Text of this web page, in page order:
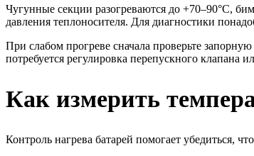
Чугунные секции разогреваются до +70–90°C,
давления теплоносителя. Для диагностики
При слабом прогреве сначала проверьте
потребуется регулировка перепускного клапана
Как измерить
Контроль нагрева батарей помогает убедиться,